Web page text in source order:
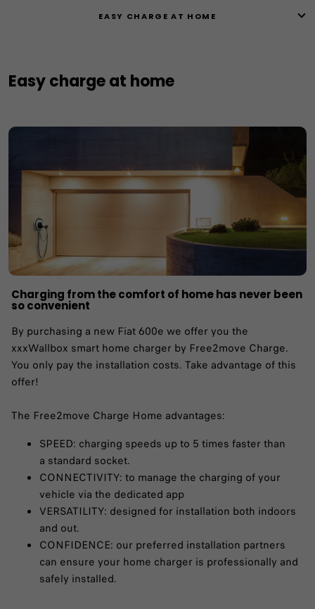
EASY CHARGE AT HOME
Easy charge at home
Charging from the comfort of home has never been
so convenient
By purchasing a new Fiat 600e we offer you the
xxxWallbox smart home charger by Free2move Charge.
You only pay the installation costs. Take advantage of this
offer!​
The Free2move Charge Home advantages:​
SPEED: charging speeds up to 5 times faster than
a standard socket.​​
CONNECTIVITY: to manage the charging of your
vehicle via the dedicated app​
VERSATILITY: designed for installation both indoors
and out.​
CONFIDENCE: our preferred installation partners
can ensure your home charger is professionally and
safely installed.